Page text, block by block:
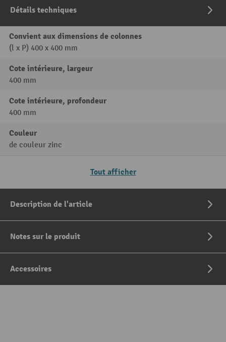
Détails techniques
Convient aux dimensions de colonnes
(l x P) 400 x 400 mm
Cote intérieure, largeur
400 mm
Cote intérieure, profondeur
400 mm
Couleur
de couleur zinc
Tout afficher
Description de l'article
Notes sur le produit
Accessoires